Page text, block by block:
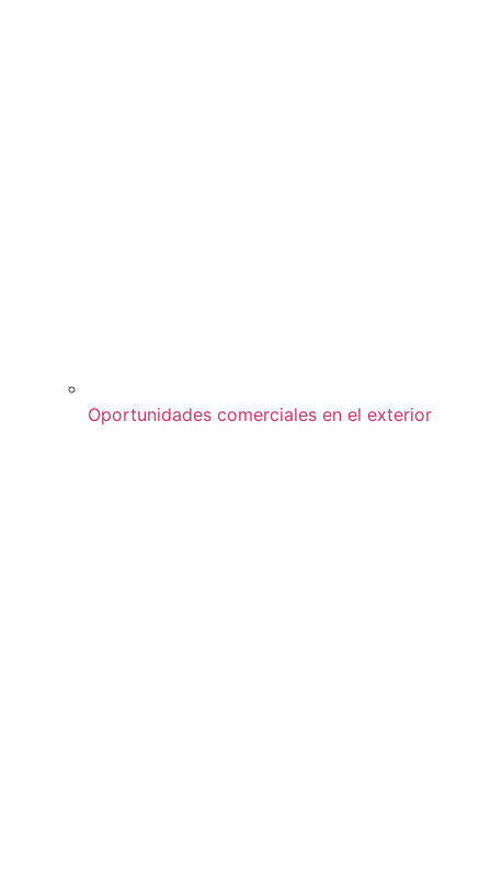
Oportunidades comerciales en el exterior